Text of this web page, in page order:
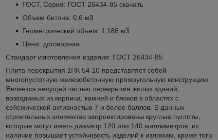
ГОСТ, Серия: ГОСТ 26434-85 скачать
Объем бетона: 0,6 м3
Геометрический объем: 1,188 м3
Цена: договорная
Стандарт изготовления изделия: ГОСТ 26434-85
Плита перекрытия 1ПК 54-10 представляет собой
многопустотную железобетонную прямоугольную конструкцию.
Является несущей частью перекрытия жилых зданий,
возводимых из кирпича, камней и блоков в областях с
сейсмической активностью 7 и более баллов. В данных
строительных элементах запроектированы круглые пустоты,
которые могут иметь диаметр 120 или 140 миллиметров, их
наличие повышает устойчивость изделий к изломам, кроме того